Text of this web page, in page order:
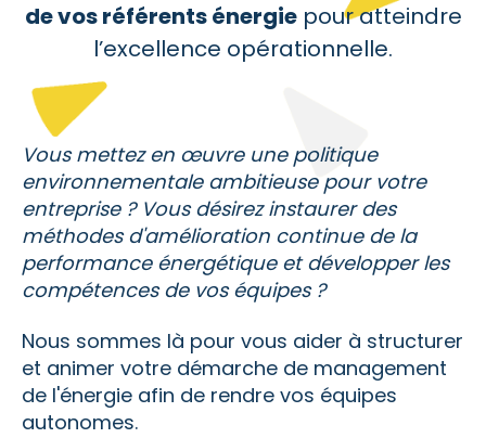
de vos référents énergiepour atteindre
l’excellence opérationnelle.
Vous mettez en œuvre une politique
environnementale ambitieuse pour votre
entreprise ? Vous désirez instaurer des
méthodes d'amélioration continue de la
performance énergétique et développer les
compétences de vos équipes ?
Nous sommes là pour vous aider à structurer
et animer votre démarche de management
de l'énergie afin de rendre vos équipes
autonomes.